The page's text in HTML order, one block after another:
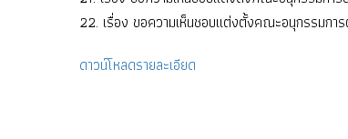
22. เรื่อง ขอความเห็นชอบแต่งตั้งคณะอนุกรรม
ดาวน์โหลดรายละเอียด